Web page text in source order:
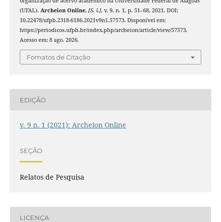
(UFAL). Archeion Online, [S. l.], v. 9, n. 1, p. 51–68, 2021. DOI:
10.22478/ufpb.2318-6186.2021v9n1.57573. Disponível em:
https://periodicos.ufpb.br/index.php/archeion/article/view/57573.
Acesso em: 8 ago. 2026.
Fomatos de Citação
EDIÇÃO
v. 9 n. 1 (2021): Archeion Online
SEÇÃO
Relatos de Pesquisa
LICENÇA